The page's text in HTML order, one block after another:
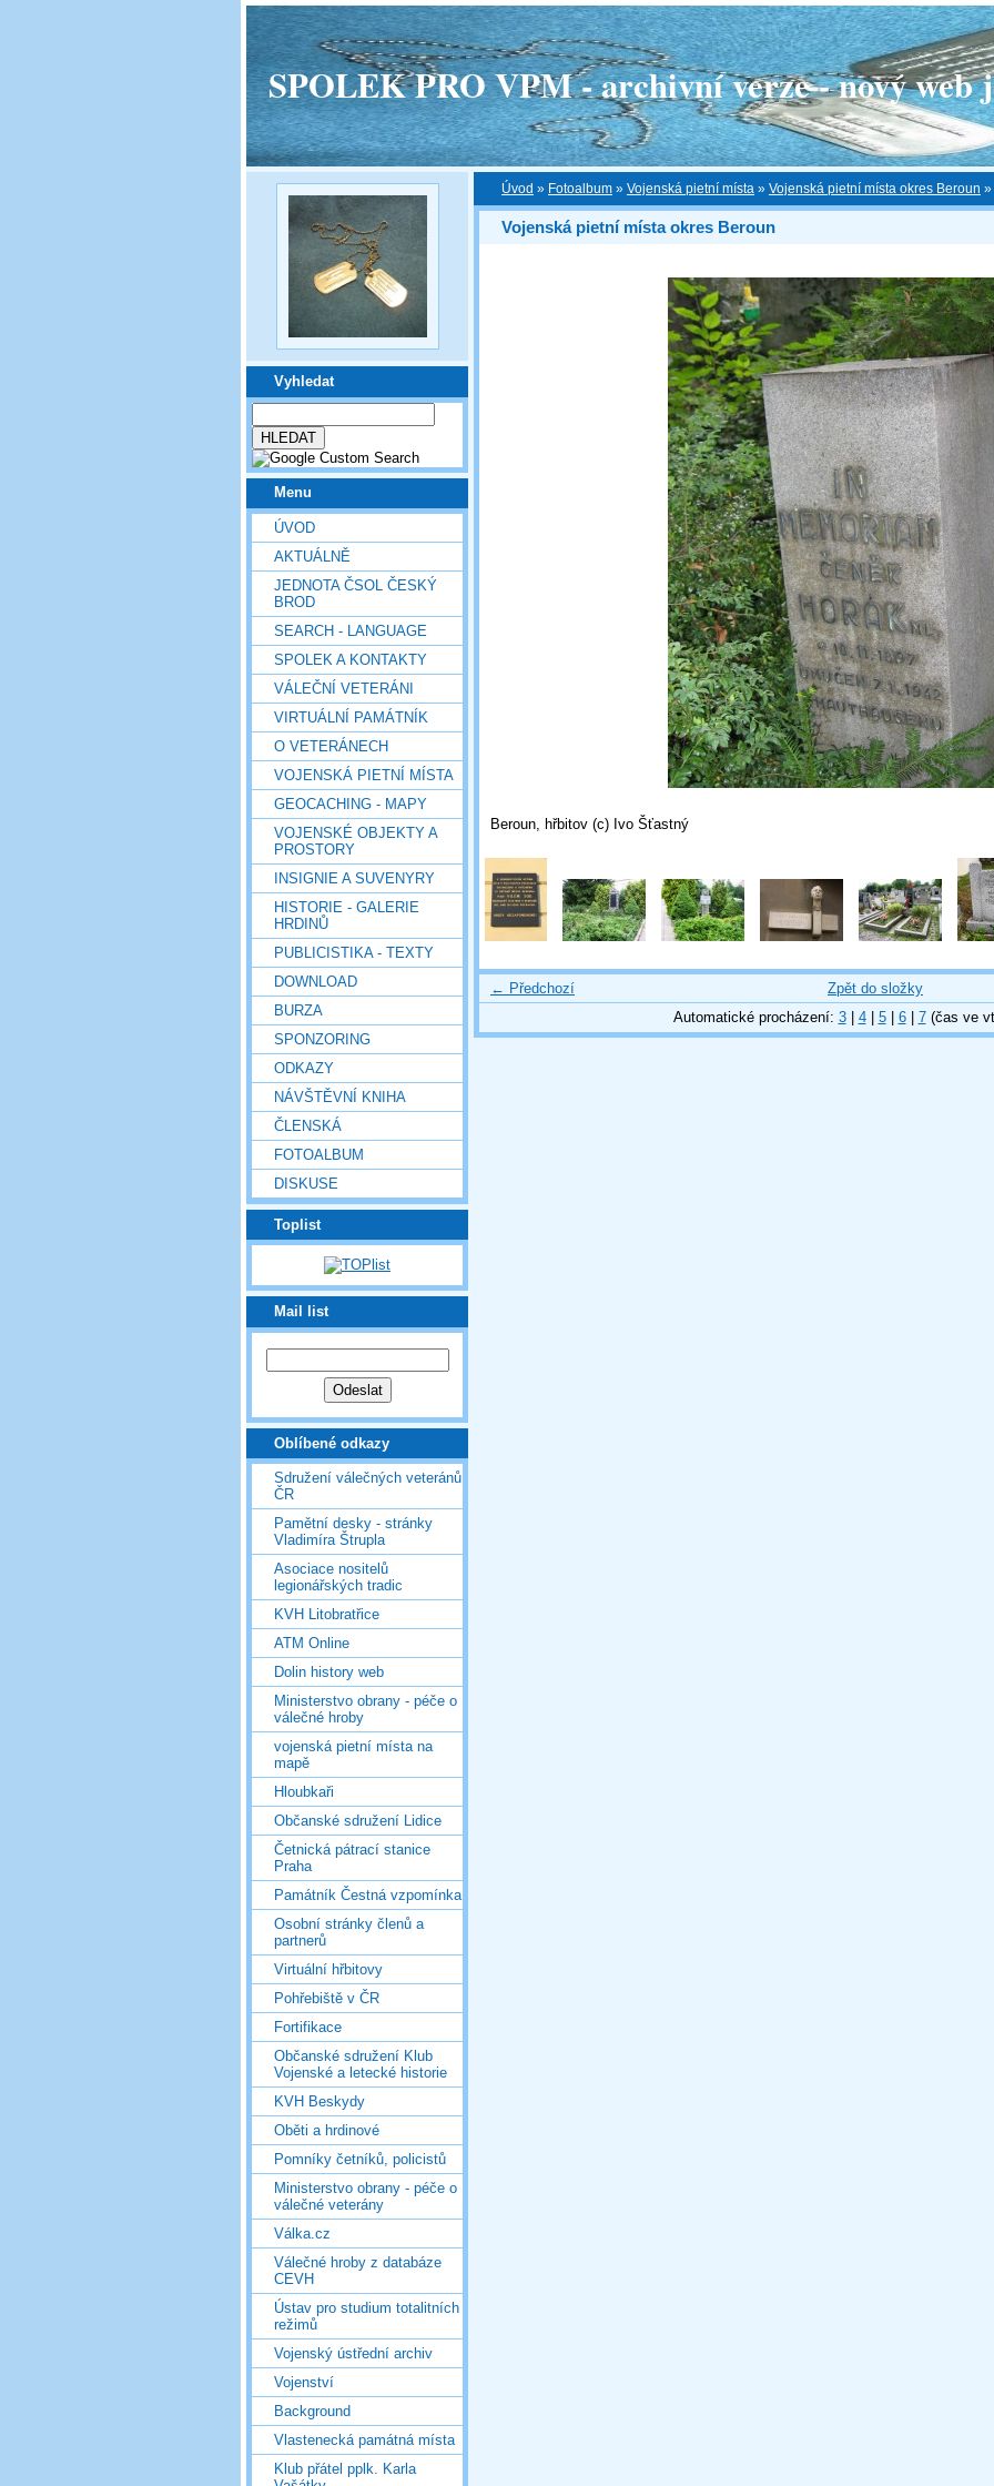
SPOLEK PRO VPM - archivní verze - nový web
Vyhledat
Menu
ÚVOD
AKTUÁLNĚ
JEDNOTA ČSOL ČESKÝ
BROD
SEARCH - LANGUAGE
SPOLEK A KONTAKTY
VÁLEČNÍ VETERÁNI
VIRTUÁLNÍ PAMÁTNÍK
O VETERÁNECH
VOJENSKÁ PIETNÍ MÍSTA
GEOCACHING - MAPY
VOJENSKÉ OBJEKTY A
PROSTORY
INSIGNIE A SUVENYRY
HISTORIE - GALERIE
HRDINŮ
PUBLICISTIKA - TEXTY
DOWNLOAD
BURZA
SPONZORING
ODKAZY
NÁVŠTĚVNÍ KNIHA
ČLENSKÁ
FOTOALBUM
DISKUSE
Toplist
Mail list
Oblíbené odkazy
Sdružení válečných veteránů
ČR
Pamětní desky - stránky
Vladimíra Štrupla
Asociace nositelů
legionářských tradic
KVH Litobratřice
ATM Online
Dolin history web
Ministerstvo obrany - péče o
válečné hroby
vojenská pietní místa na
mapě
Hloubkaři
Občanské sdružení Lidice
Četnická pátrací stanice
Praha
Památník Čestná vzpomínka
Osobní stránky členů a
partnerů
Virtuální hřbitovy
Pohřebiště v ČR
Fortifikace
Občanské sdružení Klub
Vojenské a letecké historie
KVH Beskydy
Oběti a hrdinové
Pomníky četníků, policistů
Ministerstvo obrany - péče o
válečné veterány
Válka.cz
Válečné hroby z databáze
CEVH
Ústav pro studium totalitních
režimů
Vojenský ústřední archiv
Vojenství
Background
Vlastenecká památná místa
Klub přátel pplk. Karla
Úvod » Fotoalbum » Vojenská pietní místa » Vojenská pietní místa okres Beroun »
Vojenská pietní místa okres Beroun
Beroun, hřbitov (c) Ivo Šťastný
← Předchozí
Zpět do složky
Automatické procházení: 3| 4| 5| 6| 7(čas ve